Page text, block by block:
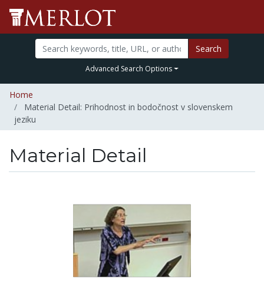
Search
Advanced Search Options
Home
Material Detail: Prihodnost in bodočnost v slovenskem
jeziku
Material Detail